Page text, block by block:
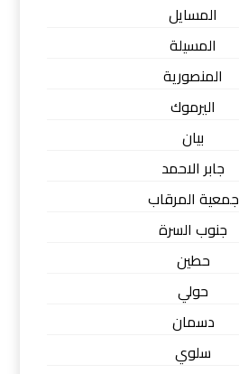
المسايل
المسيلة
المنصورية
اليرموك
بيان
جابر الاحمد
جمعية المرقاب
جنوب السرة
حطين
حولي
دسمان
سلوي